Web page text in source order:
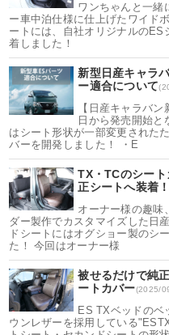
ワンちゃんと一緒
ー車中泊仕様に仕上げたワイド
ートには、自社オリジナルの
着しました！
新型日産キャラ
ー適合について
【日産キャラバ
日から発売開始
はシート形状が一部変更された
バーを開発しました！ ・E
TX・TCのシー
正シートへ装着！
オーナー様の趣味
ダー製作でカスタマイズした日
ドシートにはオグショー製のシ
た！ 今回はオーナー様
被せるだけで純
ートカバー(2025/
ES TXベッドのベ
ウンレザーを採用している